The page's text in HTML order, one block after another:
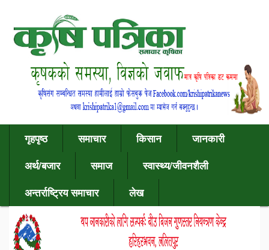
गृहपृष्ठ समाचार किसान
जानकारी
अर्थ/बजार
समाज
स्वास्थ्य/जीवनशैली
अन्तर्राष्ट्रिय समाचार
लेख